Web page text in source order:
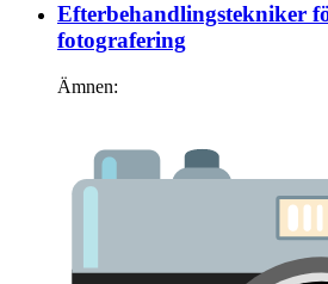
Efterbehandlings­tekniker
fotografering
Ämnen: